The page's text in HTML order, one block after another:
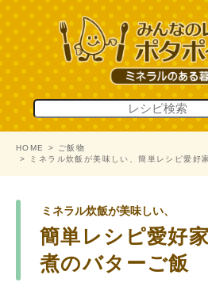
HOME
ご飯物
ミネラル炊飯が美味しい、簡単レシピ愛好
ミネラル炊飯が美味しい、
簡単レシピ愛好
煮のバターご飯